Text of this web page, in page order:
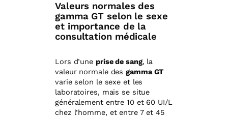
Valeurs normales des
gamma GT selon le sexe
et importance de la
consultation médicale
Lors d’une prise de sang, la
valeur normale desgamma GT
varie selon le sexe et les
laboratoires, mais se situe
généralement entre 10 et 60 UI/L
chez l’homme, et entre 7 et 45